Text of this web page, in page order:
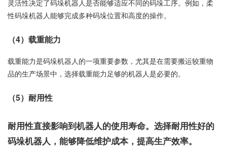
灵活性决定了码垛机器人是否能够适应不同的码垛工序。例如，柔
性码垛机器人能够完成多种码垛位置和高度的操作。
（4）载重能力
载重能力是码垛机器人的一项重要参数，尤其是在需要搬运较重物
品的生产场景中，选择载重能力足够的机器人是必要的。
（5）耐用性
耐用性直接影响到机器人的使用寿命。选择耐用性好的
码垛机器人，能够降低维护成本，提高生产效率。